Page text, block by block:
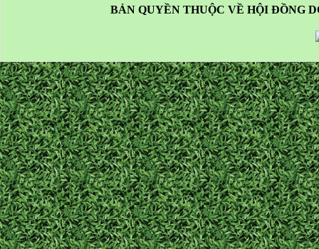
BẢN QUYỀN THUỘC VỀ HỘI ĐỒNG